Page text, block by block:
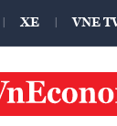
XE VNE